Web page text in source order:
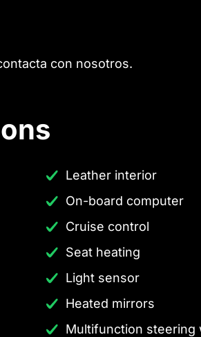
con nosotros.
Leather interior
On-board computer
Cruise control
Seat heating
Light sensor
Heated mirrors
Multifunction steering